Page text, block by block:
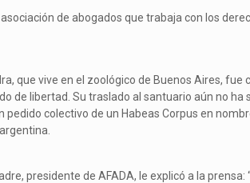
de abogados que trabaja con los
que vive en el zoológico de Buenos Aires,
de libertad. Su traslado al santuario aún no
colectivo de un Habeas Corpus en
presidente de AFADA, le explicó a la